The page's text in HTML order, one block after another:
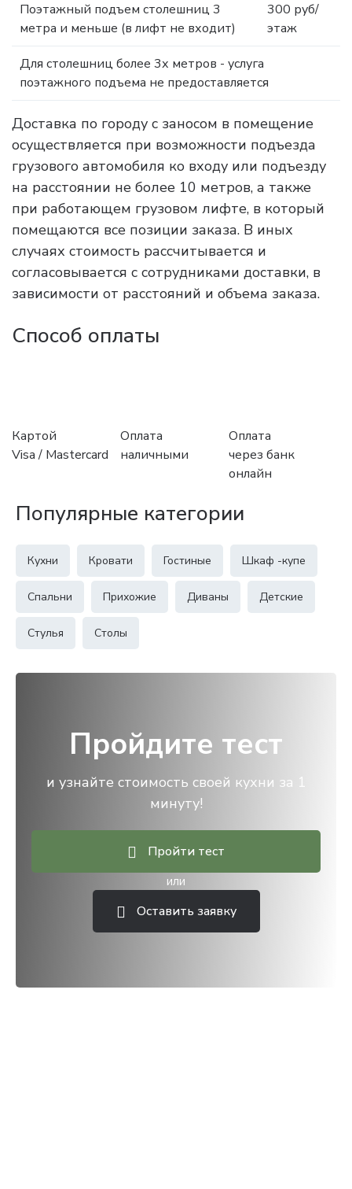
Поэтажный подъем столешниц 3
метра и меньше (в лифт не входит)
300 руб/
этаж
Для столешниц более 3х метров - услуга
поэтажного подъема не предоставляется
Доставка по городу с заносом в помещение
осуществляется при возможности подъезда
грузового автомобиля ко входу или подъезду
на расстоянии не более 10 метров, а также
при работающем грузовом лифте, в который
помещаются все позиции заказа. В иных
случаях стоимость рассчитывается и
согласовывается с сотрудниками доставки, в
зависимости от расстояний и объема заказа.
Способ оплаты
Картой
Visa / Mastercard
Оплата
наличными
Оплата
через банк
онлайн
Популярные категории
Кухни Кровати Гостиные Шкаф -купе
Спальни Прихожие Диваны Детские
Стулья Столы
Пройдите тест
и узнайте стоимость своей кухни за 1
минуту!
Пройти тест
или
Оставить заявку